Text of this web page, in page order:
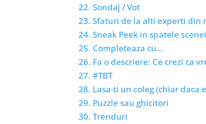
22. Sondaj / Vot
23. Sfaturi de la alti experti din
24. Sneak Peek in spatele scenei
25. Completeaza cu…
26. Fa o descriere: Ce crezi ca
27. #TBT
28. Lasa-ti un coleg (chiar
29. Puzzle sau ghicitori
30. Trenduri